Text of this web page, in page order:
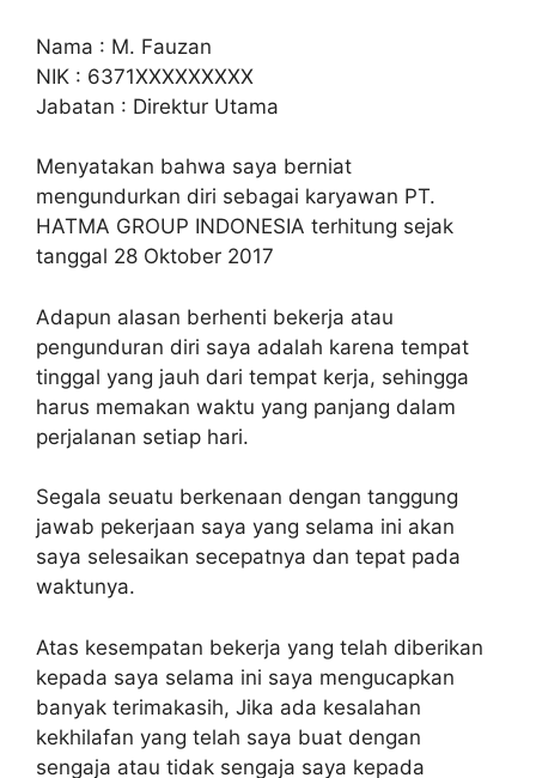
Nama : M. Fauzan
NIK : 6371XXXXXXXXX
Jabatan : Direktur Utama
Menyatakan bahwa saya berniat
mengundurkan diri sebagai karyawan PT.
HATMA GROUP INDONESIA terhitung sejak
tanggal 28 Oktober 2017
Adapun alasan berhenti bekerja atau
pengunduran diri saya adalah karena tempat
tinggal yang jauh dari tempat kerja, sehingga
harus memakan waktu yang panjang dalam
perjalanan setiap hari.
Segala seuatu berkenaan dengan tanggung
jawab pekerjaan saya yang selama ini akan
saya selesaikan secepatnya dan tepat pada
waktunya.
Atas kesempatan bekerja yang telah diberikan
kepada saya selama ini saya mengucapkan
banyak terimakasih, Jika ada kesalahan
kekhilafan yang telah saya buat dengan
sengaja atau tidak sengaja saya kepada